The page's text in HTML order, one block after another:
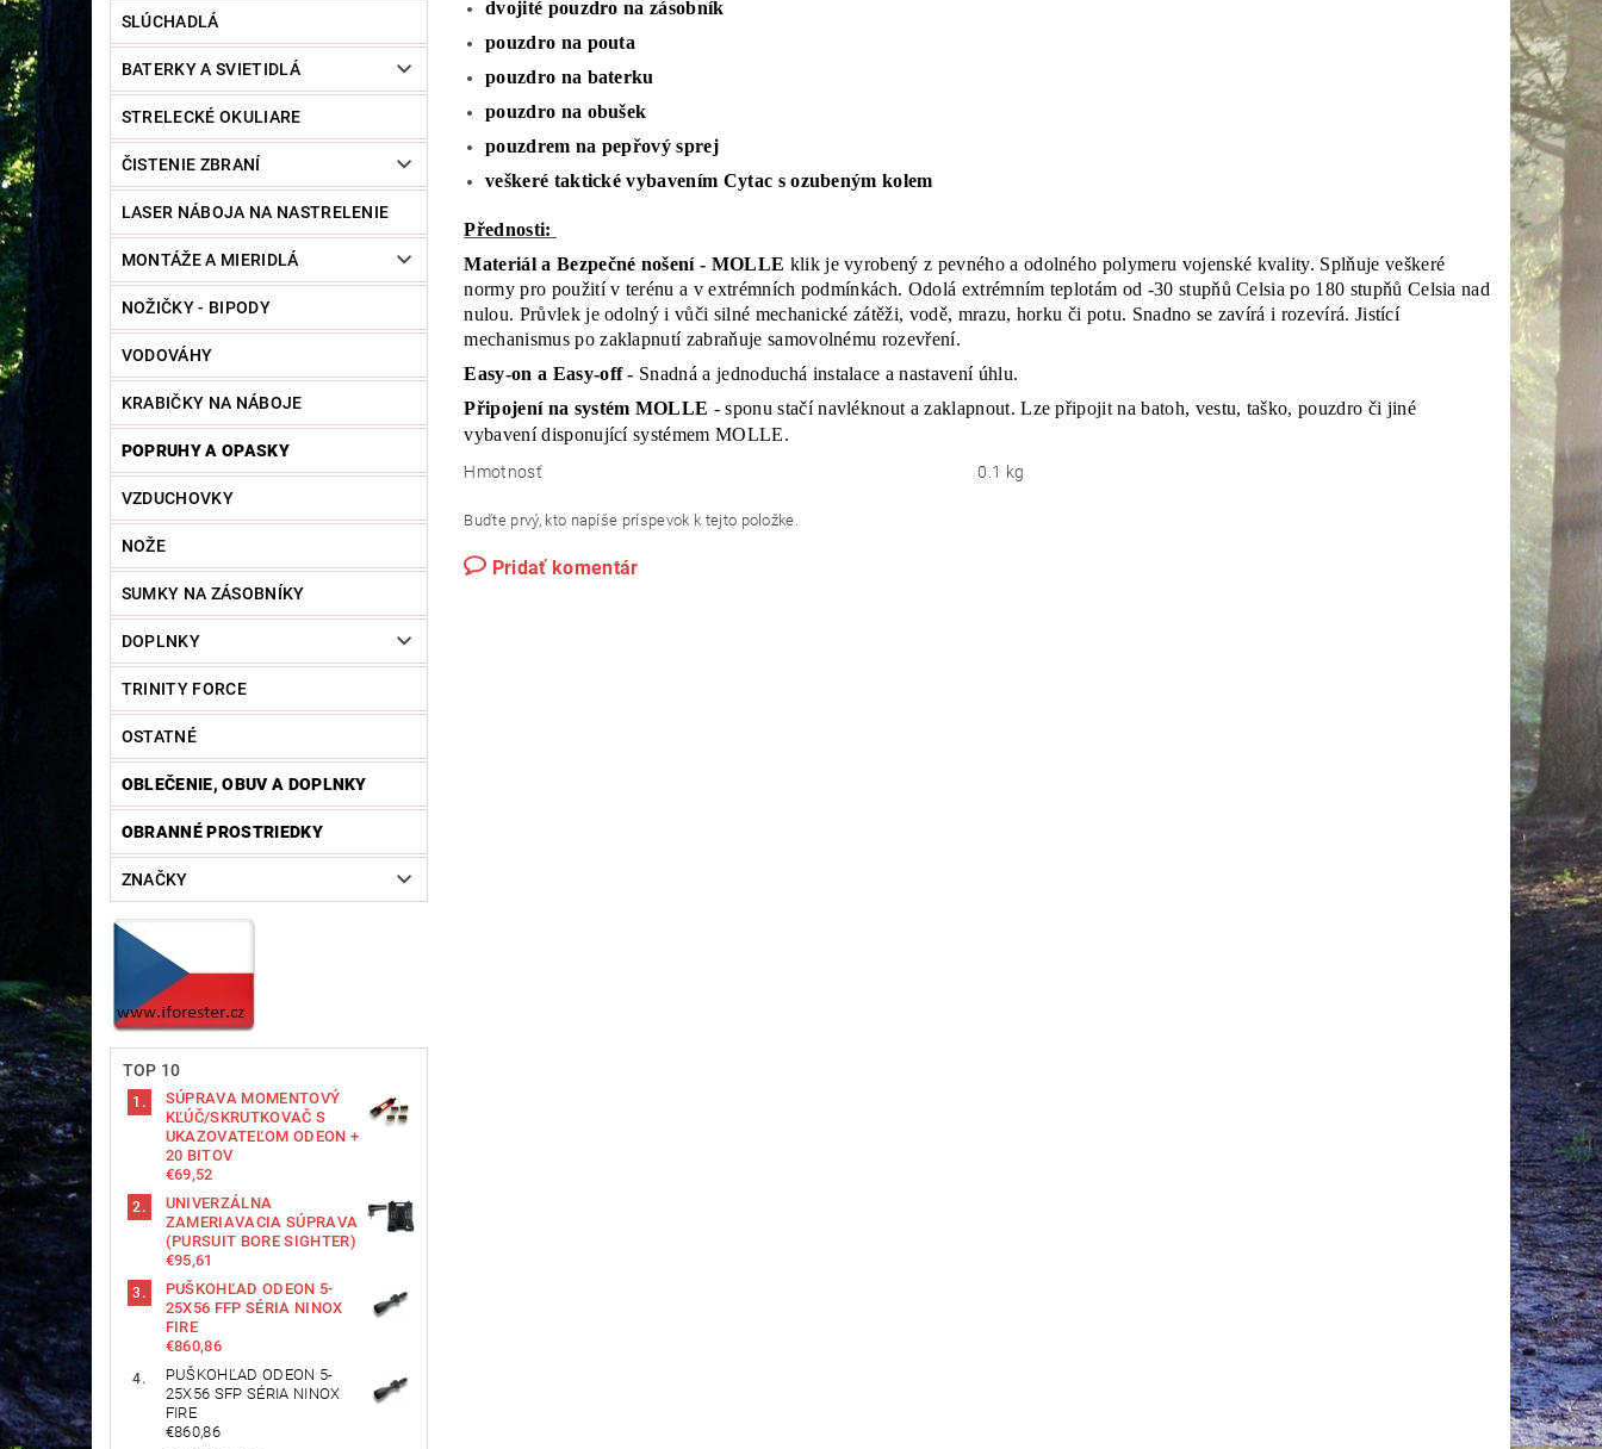
SLÚCHADLÁ
BATERKY A SVIETIDLÁ
STRELECKÉ OKULIARE
ČISTENIE ZBRANÍ
LASER NÁBOJA NA NASTRELENIE
MONTÁŽE A MIERIDLÁ
NOŽIČKY - BIPODY
VODOVÁHY
KRABIČKY NA NÁBOJE
POPRUHY A OPASKY
VZDUCHOVKY
NOŽE
SUMKY NA ZÁSOBNÍKY
DOPLNKY
TRINITY FORCE
OSTATNÉ
OBLEČENIE, OBUV A DOPLNKY
OBRANNÉ PROSTRIEDKY
ZNAČKY
TOP 10
SÚPRAVA MOMENTOVÝ
KĽÚČ/SKRUTKOVAČ S
UKAZOVATEĽOM ODEON +
20 BITOV
€69,52
UNIVERZÁLNA
ZAMERIAVACIA SÚPRAVA
(PURSUIT BORE SIGHTER)
€95,61
PUŠKOHĽAD ODEON 5-
25X56 FFP SÉRIA NINOX
FIRE
€860,86
PUŠKOHĽAD ODEON 5-
25X56 SFP SÉRIA NINOX
FIRE
€860,86
dvojité pouzdro na zásobník
pouzdro na pouta
pouzdro na baterku
pouzdro na obušek
pouzdrem na pepřový sprej
veškeré taktické vybavením Cytac s ozubeným kolem
Přednosti:
Materiál a Bezpečné nošení - MOLLE klik je vyrobený z pevného a odolného polymeru vojenské kvality. Splňuje veškeré
normy pro použití v terénu a v extrémních podmínkách. Odolá extrémním teplotám od -30 stupňů Celsia po 180 stupňů Celsia nad
nulou. Průvlek je odolný i vůči silné mechanické zátěži, vodě, mrazu, horku či potu. Snadno se zavírá i rozevírá. Jistící
mechanismus po zaklapnutí zabraňuje samovolnému rozevření.
Easy-on a Easy-off - Snadná a jednoduchá instalace a nastavení úhlu.
Připojení na systém MOLLE - sponu stačí navléknout a zaklapnout. Lze připojit na batoh, vestu, taško, pouzdro či jiné
vybavení disponující systémem MOLLE.
Hmotnosť 0.1 kg
Buďte prvý, kto napíše príspevok k tejto položke.
Pridať komentár